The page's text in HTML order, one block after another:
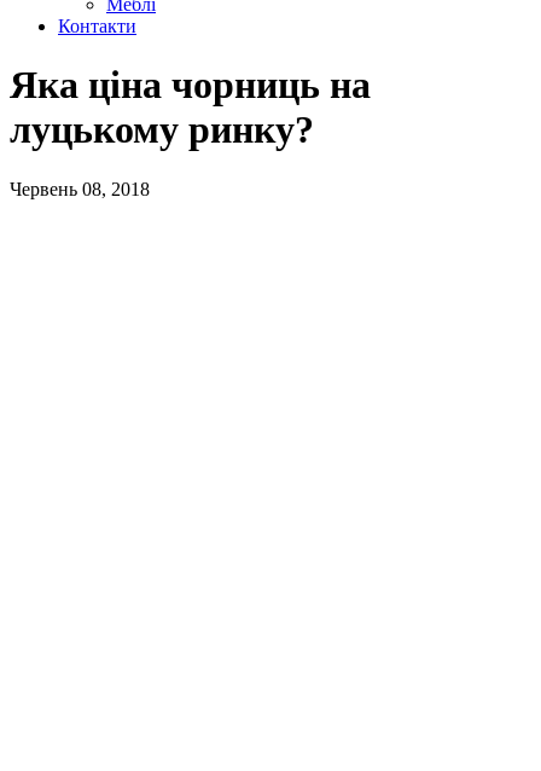
Меблі
Контакти
Яка ціна чорниць на
луцькому ринку?
Червень 08, 2018